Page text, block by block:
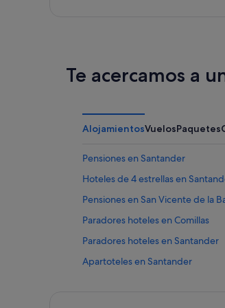
Te acercamos a
AlojamientosVuelosPaquetes
Pensiones en Santander
Hoteles de 4 estrellas en
Pensiones en San Vicente de la
Paradores hoteles en Comillas
Paradores hoteles en Santander
Apartoteles en Santander